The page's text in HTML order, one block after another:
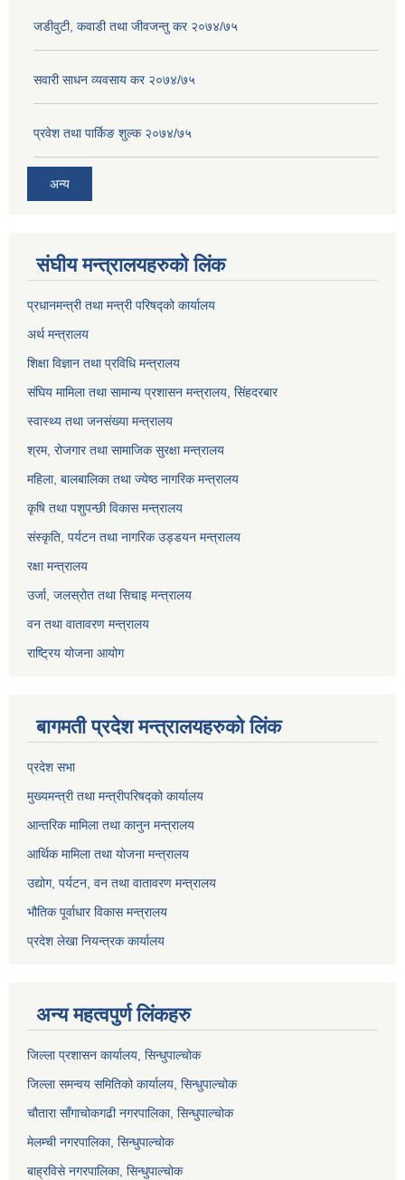
जडीवुटी, कवाडी तथा जीवजन्तु कर २०७४/७५
सवारी साधन व्यवसाय कर २०७४/७५
प्रवेश तथा पार्किङ शुल्क २०७४/७५
अन्य
संघीय मन्त्रालयहरुको लिंक
प्रधानमन्त्री तथा मन्त्री परिषद्को कार्यालय
अर्थ मन्त्रालय
शिक्षा विज्ञान तथा प्रविधि मन्त्रालय
संघिय मामिला तथा सामान्य प्रशासन मन्त्रालय, सिंहदरबार
स्वास्थ्य तथा जनसंख्या मन्त्रालय
श्रम, रोजगार तथा सामाजिक सुरक्षा मन्त्रालय
महिला, बालबालिका तथा ज्येष्ठ नागरिक मन्त्रालय
कृषि तथा पशुपन्छी विकास मन्त्रालय
संस्कृति, पर्यटन तथा नागरिक उड्डयन मन्त्रालय
रक्षा मन्त्रालय
उर्जा, जलस्रोत तथा सिचाइ मन्त्रालय
वन तथा वातावरण मन्त्रालय
राष्ट्रिय योजना आयोग
बागमती प्रदेश मन्त्रालयहरुको लिंक
प्रदेश सभा
मुख्यमन्त्री तथा मन्त्रीपरिषद्को कार्यालय
आन्तरिक मामिला तथा कानुन मन्त्रालय
आर्थिक मामिला तथा योजना मन्त्रालय
उद्योग, पर्यटन, वन तथा वातावरण मन्त्रालय
भौतिक पूर्वाधार विकास मन्त्रालय
प्रदेश लेखा नियन्त्रक कार्यालय
अन्य महत्वपुर्ण लिंकहरु
जिल्ला प्रशासन कार्यालय, सिन्धुपाल्चोक
जिल्ला समन्वय समितिको कार्यालय, सिन्धुपाल्चोक
चौतारा साँगाचोकगढी नगरपालिका, सिन्धुपाल्चोक
मेलम्ची नगरपालिका, सिन्धुपाल्चोक
बाह्रविसे नगरपालिका, सिन्धुपाल्चोक